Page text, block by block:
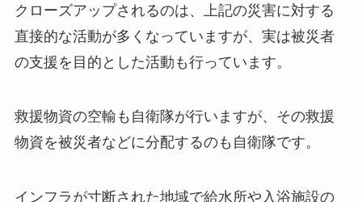
クローズアップされるのは、上記の災害に対する
直接的な活動が多くなっていますが、実は被災者
の支援を目的とした活動も行っています。
救援物資の空輸も自衛隊が行いますが、その救援
物資を被災者などに分配するのも自衛隊です。
インフラが寸断された地域で給水所や入浴施設の